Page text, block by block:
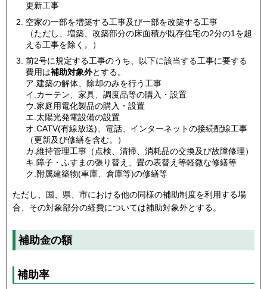
更新工事
空家の一部を増築する工事及び一部を改築する工事
（ただし、増築、改築部分の床面積が既存住宅の2分の1を超
える工事を除く。）
前2号に規定する工事のうち、以下に該当する工事に要する
費用は補助対象外とする。
ア.建築の解体、除却のみを行う工事
イ.カーテン、家具、調度品等の購入・設置
ウ.家庭用電化製品の購入・設置
エ.太陽光発電設備の設置
オ.CATV(有線放送)、電話、インターネットの接続配線工事
（更新及び修繕を含む。）
カ.維持管理工事（点検、清掃、消耗品の交換及び故障修理）
キ.障子・ふすまの張り替え、畳の表替え等軽微な修繕等
ク.附属建築物(車庫、倉庫等)の修繕等
ただし、国、県、市における他の同様の補助制度を利用する場
合、その対象部分の経費については補助対象外とする。
補助金の額
補助率